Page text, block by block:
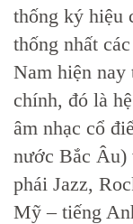
thống ký
thống nhất
Nam hiện nay
chính, đó là
âm nhạc cổ
nước Bắc Âu)
phái Jazz,
Mỹ – tiếng